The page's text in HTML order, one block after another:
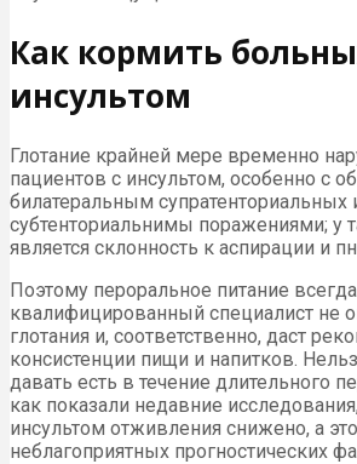
Как кормить
инсультом
Глотание крайней мере временно
пациентов с инсультом, особенно с
билатеральным супратенториальных
субтенториальнимы поражениями; у
является склонность к аспирации и
Поэтому пероральное питание
квалифицированный специалист не
глотания и, соответственно, даст
консистенции пищи и напитков.
давать есть в течение длительного
как показали недавние
инсультом отживления снижено, а
неблагоприятных прогностических